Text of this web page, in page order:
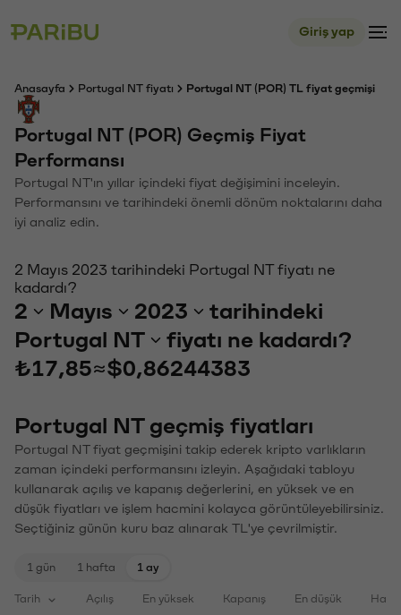
Giriş yap
Anasayfa Portugal NT fiyatı Portugal NT (POR) TL fiyat geçmişi
Portugal NT (POR) Geçmiş Fiyat
Performansı
Portugal NT'ın yıllar içindeki fiyat değişimini inceleyin.
Performansını ve tarihindeki önemli dönüm noktalarını daha
iyi analiz edin.
2 Mayıs 2023 tarihindeki Portugal NT fiyatı ne
kadardı?
2 Mayıs 2023
tarihindeki
Portugal NT
fiyatı ne kadardı?
₺17,85≈$0,86244383
Portugal NT geçmiş fiyatları
Portugal NT fiyat geçmişini takip ederek kripto varlıkların
zaman içindeki performansını izleyin. Aşağıdaki tabloyu
kullanarak açılış ve kapanış değerlerini, en yüksek ve en
düşük fiyatları ve işlem hacmini kolayca görüntüleyebilirsiniz.
Seçtiğiniz günün kuru baz alınarak TL'ye çevrilmiştir.
1 gün 1 hafta 1 ay
Tarih Açılış En yüksek Kapanış En düşük